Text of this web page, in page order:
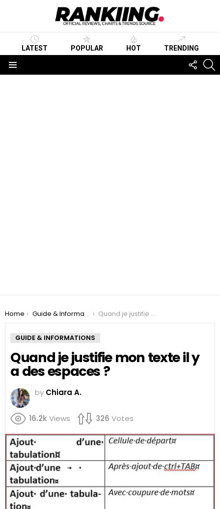
LATEST POPULAR HOT TRENDING
US
You are here:
Home Guide & Informations Quand je justifie mon texte il y a des espaces ?
GUIDE & INFORMATIONS
Quand je justifie mon texte il y
a des espaces ?
by Chiara A.
16.2kViews 326 Votes